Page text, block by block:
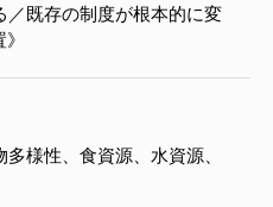
／既存の制度が根本的に変
様性、食資源、水資源、